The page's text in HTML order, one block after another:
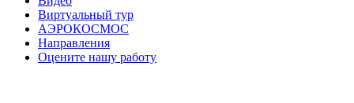
Виртуальный тур
АЭРОКОСМОС
Направления
Оцените нашу работу